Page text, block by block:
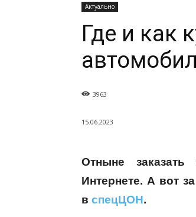
Актуально
Где и как
3963
15.06.2023
Отныне
Интернете. А вот
в спецЦОН.